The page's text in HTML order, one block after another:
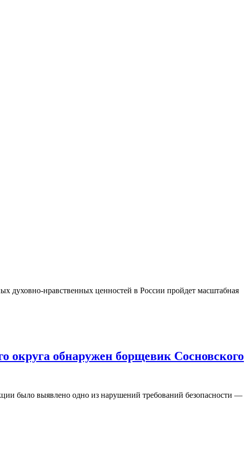
духовно-нравственных ценностей в России пройдет масштабная
округа обнаружен борщевик Сосновского
было выявлено одно из нарушений требований безопасности —